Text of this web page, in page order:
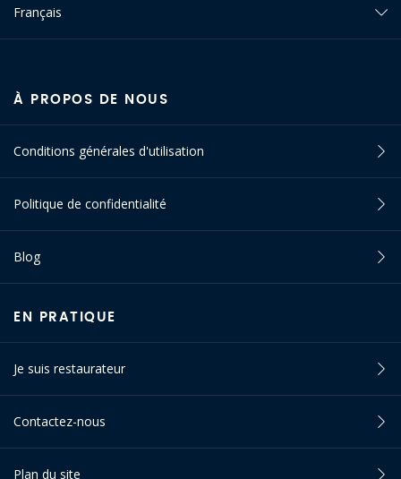
Français
À PROPOS DE NOUS
Conditions générales d'utilisation
Politique de confidentialité
Blog
EN PRATIQUE
Je suis restaurateur
Contactez-nous
Plan du site